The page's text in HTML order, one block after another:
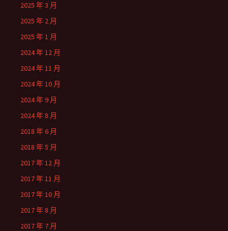
2025 年 3 月
2025 年 2 月
2025 年 1 月
2024 年 12 月
2024 年 11 月
2024 年 10 月
2024 年 9 月
2024 年 8 月
2018 年 6 月
2018 年 5 月
2017 年 12 月
2017 年 11 月
2017 年 10 月
2017 年 8 月
2017 年 7 月